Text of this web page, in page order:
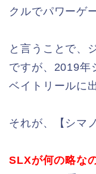
クルでパワーゲ
と言うことで、
ですが、2019年
ベイトリールに
それが、【シマ
SLXが何の略な